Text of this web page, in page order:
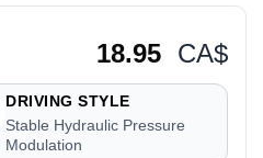
18.95 CA$
DRIVING STYLE
Stable Hydraulic Pressure
Modulation